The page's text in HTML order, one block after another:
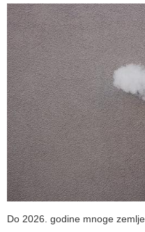
Do 2026. godine mnoge